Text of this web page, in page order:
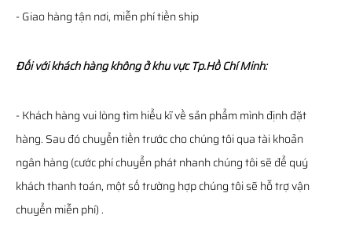
- Giao hàng tận nơi, miễn phí tiền ship
Đối với khách hàng không ở khu vực Tp.Hồ Chí Minh:
- Khách hàng vui lòng tìm hiểu kĩ về sản phẩm mình định đặt
hàng. Sau đó chuyển tiền trước cho chúng tôi qua tài khoản
ngân hàng (cước phí chuyển phát nhanh chúng tôi sẽ để quý
khách thanh toán, một số trường hợp chúng tôi sẽ hỗ trợ vận
chuyển miễn phí) .